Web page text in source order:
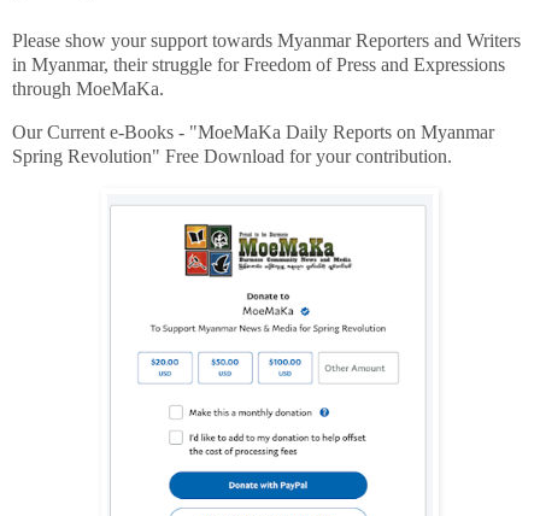
Please show your support towards Myanmar Reporters and Writers
in Myanmar, their struggle for Freedom of Press and Expressions
through MoeMaKa.
Our Current e-Books - "MoeMaKa Daily Reports on Myanmar
Spring Revolution" Free Download for your contribution.